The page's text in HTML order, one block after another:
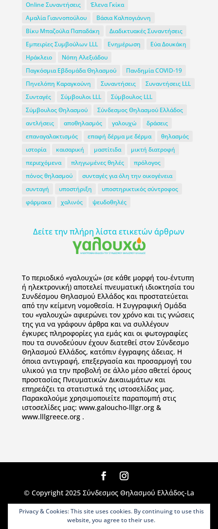
Online Συναντήσεις
Έλενα Γκίκα
Αμαλία Γιαννοπούλου
Βάσια Καλπογιάννη
Βίκυ Μπαζούλα Παπαδάκη
Διαδικτυακές Συναντήσεις
Εμπειρίες Συμβούλων LLL
Ενημέρωση
Εύα Δουκάκη
Ηράκλειο
Νόπη Αλεξιάδου
Παγκόσμια Εβδομάδα Θηλασμού
Πανδημία COVID-19
Πηνελόπη Καραγκούνη
Συναντήσεις
Συναντήσεις LLL
Συνταγές
Σύμβουλοι LLL
Σύμβουλος LLL
Σύμβουλος Θηλασμού
Σύνδεσμος Θηλασμού Ελλάδος
αντλήσεις
αποθηλασμός γαλουχώ
δράσεις
επαναγαλακτισμός
επαφή δέρμα με δέρμα
θηλασμός
ιστορία
καισαρική μαστίτιδα
μικτή διατροφή
περιεχόμενα
πληγωμένες θηλές
πρόλογος
πόνος θηλασμού
συνταγές για όλη την οικογένεια
συνταγή
υποστήριξη
υποστηρικτικός σύντροφος
φάρμακα
χαλινός ψευδοθηλές
Δείτε την πλήρη λίστα ετικετών άρθρων
To περιοδικό «γαλουχώ» (σε κάθε μορφή του-έντυπη
ή ηλεκτρονική) αποτελεί πνευματική ιδιοκτησία του
Συνδέσμου Θηλασμού Ελλάδος και προστατεύεται
από την κείμενη νομοθεσία. Η Συγγραφική Ομάδα
του «γαλουχώ» αφιερώνει τον χρόνο και τις γνώσεις
της για να γράφουν άρθρα και να συλλέγουν
έγκυρες πληροφορίες για εμάς και οι φωτογραφίες
που τα συνοδεύουν έχουν διατεθεί στον Σύνδεσμο
Θηλασμού Ελλάδος, κατόπιν έγγραφης άδειας. Η
όποια αντιγραφή, επεξεργασία και προσαρμογή του
υλικού για την προβολή σε άλλο μέσο αθετεί όρους
προστασίας Πνευματικών Δικαιωμάτων και
επηρεάζει τα στατιστικά της ιστοσελίδας μας.
Παρακαλούμε χρησιμοποιείτε παραπομπή στις
ιστοσελίδες μας: www.galoucho-lllgr.org &
www.lllgreece.org .
© Copyright 2025 Σύνδεσμος Θηλασμού Ελλάδος-La
Leche League Greece. All Rights Reserved |
Designed, Developed & Administered by
Privacy & Cookies: This site uses cookies. By continuing to use this
website, you agree to their use.